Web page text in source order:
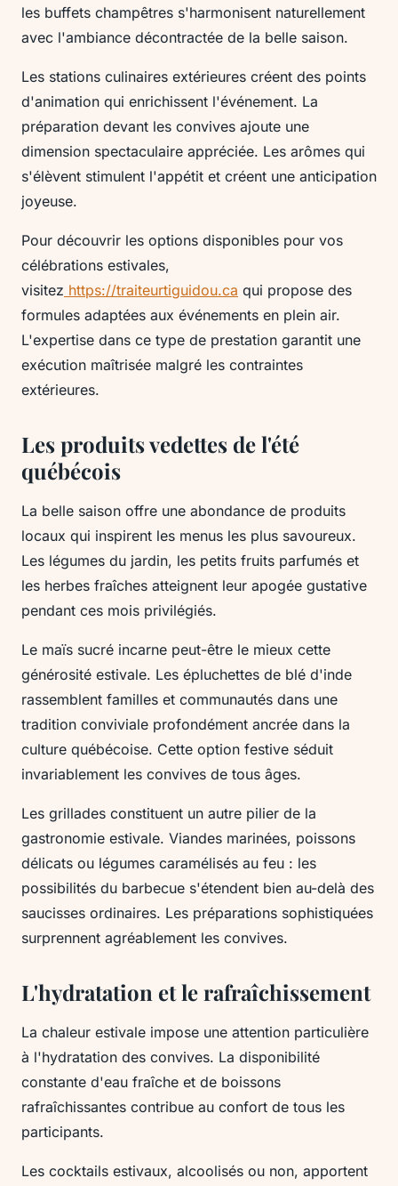
les buffets champêtres s'harmonisent naturellement
avec l'ambiance décontractée de la belle saison.
Les stations culinaires extérieures créent des points
d'animation qui enrichissent l'événement. La
préparation devant les convives ajoute une
dimension spectaculaire appréciée. Les arômes qui
s'élèvent stimulent l'appétit et créent une anticipation
joyeuse.
Pour découvrir les options disponibles pour vos
célébrations estivales,
visitez https://traiteurtiguidou.ca qui propose des
formules adaptées aux événements en plein air.
L'expertise dans ce type de prestation garantit une
exécution maîtrisée malgré les contraintes
extérieures.
Les produits vedettes de l'été
québécois
La belle saison offre une abondance de produits
locaux qui inspirent les menus les plus savoureux.
Les légumes du jardin, les petits fruits parfumés et
les herbes fraîches atteignent leur apogée gustative
pendant ces mois privilégiés.
Le maïs sucré incarne peut-être le mieux cette
générosité estivale. Les épluchettes de blé d'inde
rassemblent familles et communautés dans une
tradition conviviale profondément ancrée dans la
culture québécoise. Cette option festive séduit
invariablement les convives de tous âges.
Les grillades constituent un autre pilier de la
gastronomie estivale. Viandes marinées, poissons
délicats ou légumes caramélisés au feu : les
possibilités du barbecue s'étendent bien au-delà des
saucisses ordinaires. Les préparations sophistiquées
surprennent agréablement les convives.
L'hydratation et le rafraîchissement
La chaleur estivale impose une attention particulière
à l'hydratation des convives. La disponibilité
constante d'eau fraîche et de boissons
rafraîchissantes contribue au confort de tous les
participants.
Les cocktails estivaux, alcoolisés ou non, apportent